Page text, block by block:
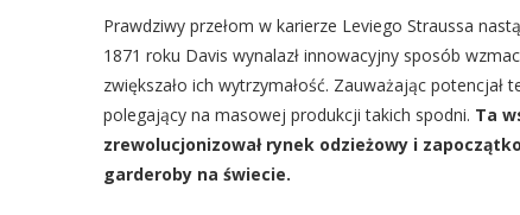
Prawdziwy przełom w karierze Leviego Straussa
1871 roku Davis wynalazł innowacyjny sposób
zwiększało ich wytrzymałość. Zauważając
polegający na masowej produkcji takich spodni. Ta
zrewolucjonizował rynek odzieżowy i
garderoby na świecie.